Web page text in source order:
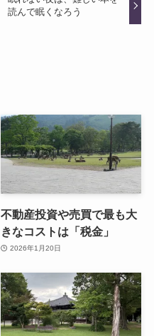
読んで眠くなろう
不動産投資や売買で最も大
きなコストは「税金」
2026年1月20日